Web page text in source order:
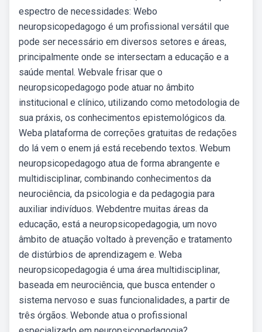
espectro de necessidades: Webo
neuropsicopedagogo é um profissional versátil que
pode ser necessário em diversos setores e áreas,
principalmente onde se intersectam a educação e a
saúde mental. Webvale frisar que o
neuropsicopedagogo pode atuar no âmbito
institucional e clínico, utilizando como metodologia de
sua práxis, os conhecimentos epistemológicos da.
Weba plataforma de correções gratuitas de redações
do lá vem o enem já está recebendo textos. Webum
neuropsicopedagogo atua de forma abrangente e
multidisciplinar, combinando conhecimentos da
neurociência, da psicologia e da pedagogia para
auxiliar indivíduos. Webdentre muitas áreas da
educação, está a neuropsicopedagogia, um novo
âmbito de atuação voltado à prevenção e tratamento
de distúrbios de aprendizagem e. Weba
neuropsicopedagogia é uma área multidisciplinar,
baseada em neurociência, que busca entender o
sistema nervoso e suas funcionalidades, a partir de
três órgãos. Webonde atua o profissional